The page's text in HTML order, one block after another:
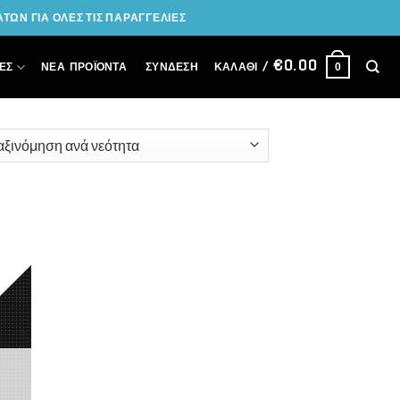
ΓΙΑ ΟΛΕΣ ΤΙΣ ΠΑΡΑΓΓΕΛΙΕΣ
ΝΕΑ ΠΡΟΪΟΝΤΑ ΣΎΝΔΕΣΗ ΚΑΛΆΘΙ / €0.00 0
to